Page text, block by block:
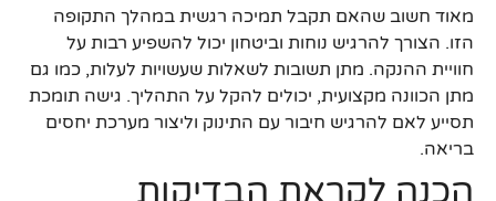
מאוד חשוב שהאם תקבל תמיכה רגשית במהלך התקופה
הזו. הצורך להרגיש נוחות וביטחון יכול להשפיע רבות על
חוויית ההנקה. מתן תשובות לשאלות שעשויות לעלות, כמו גם
מתן הכוונה מקצועית, יכולים להקל על התהליך. גישה תומכת
תסייע לאם להרגיש חיבור עם התינוק וליצור מערכת יחסים
בריאה.
הכנה לקראת הבדיקות